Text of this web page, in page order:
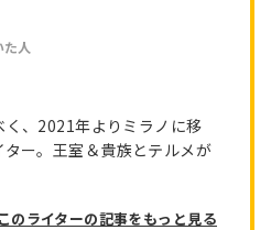
、2021年よりミラノに移
ー。王室＆貴族とテルメが
このライターの記事をもっと見る